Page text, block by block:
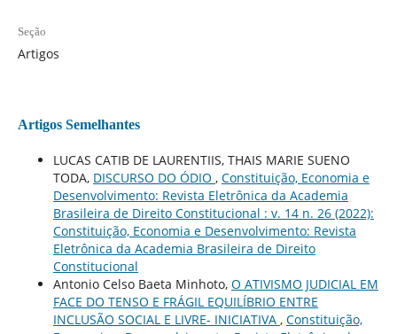
Seção
Artigos
Artigos Semelhantes
LUCAS CATIB DE LAURENTIIS, THAIS MARIE SUENO
TODA, DISCURSO DO ÓDIO , Constituição, Economia e
Desenvolvimento: Revista Eletrônica da Academia
Brasileira de Direito Constitucional : v. 14 n. 26 (2022):
Constituição, Economia e Desenvolvimento: Revista
Eletrônica da Academia Brasileira de Direito
Constitucional
Antonio Celso Baeta Minhoto, O ATIVISMO JUDICIAL EM
FACE DO TENSO E FRÁGIL EQUILÍBRIO ENTRE
INCLUSÃO SOCIAL E LIVRE- INICIATIVA , Constituição,